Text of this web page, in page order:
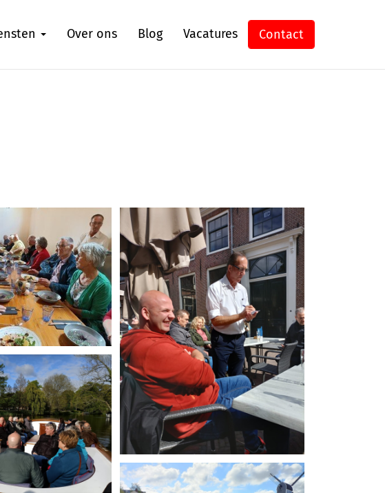
Over ons Blog Vacatures Contact